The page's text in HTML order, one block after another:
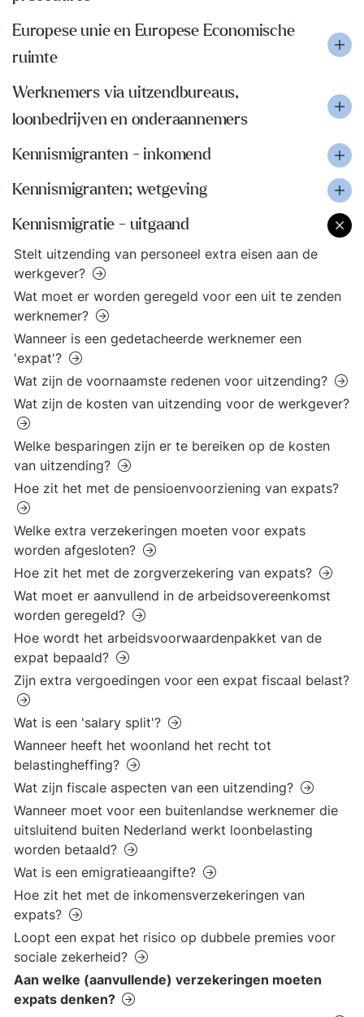
Europese unie en Europese Economische
ruimte
Werknemers via uitzendbureaus,
loonbedrijven en onderaannemers
Kennismigranten - inkomend
Kennismigranten; wetgeving
Kennismigratie - uitgaand
Stelt uitzending van personeel extra eisen aan de
werkgever?
Wat moet er worden geregeld voor een uit te zenden
werknemer?
Wanneer is een gedetacheerde werknemer een
'expat'?
Wat zijn de voornaamste redenen voor uitzending?
Wat zijn de kosten van uitzending voor de werkgever?
Welke besparingen zijn er te bereiken op de kosten
van uitzending?
Hoe zit het met de pensioenvoorziening van expats?
Welke extra verzekeringen moeten voor expats
worden afgesloten?
Hoe zit het met de zorgverzekering van expats?
Wat moet er aanvullend in de arbeidsovereenkomst
worden geregeld?
Hoe wordt het arbeidsvoorwaardenpakket van de
expat bepaald?
Zijn extra vergoedingen voor een expat fiscaal belast?
Wat is een 'salary split'?
Wanneer heeft het woonland het recht tot
belastingheffing?
Wat zijn fiscale aspecten van een uitzending?
Wanneer moet voor een buitenlandse werknemer die
uitsluitend buiten Nederland werkt loonbelasting
worden betaald?
Wat is een emigratieaangifte?
Hoe zit het met de inkomensverzekeringen van
expats?
Loopt een expat het risico op dubbele premies voor
sociale zekerheid?
Aan welke (aanvullende) verzekeringen moeten
expats denken?